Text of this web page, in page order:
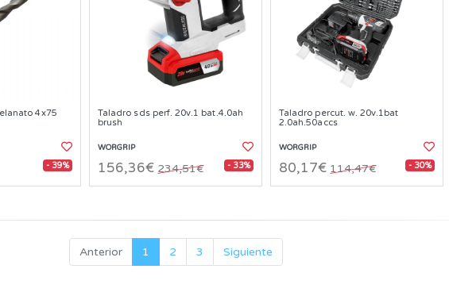
4x75
- 39%
Taladro sds perf. 20v.1 bat.4.0ah
brush
WORGRIP
156,36€ 234,51€ - 33%
Taladro percut. w. 20v.1bat
2.0ah.50accs
WORGRIP
80,17€ 114,47€ - 30%
Anterior 1 2 3 Siguiente